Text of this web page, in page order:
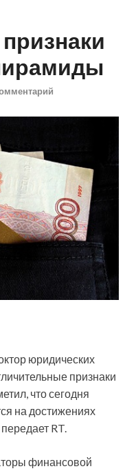
юридических
признаки
что сегодня
на достижениях
RT.
финансовой